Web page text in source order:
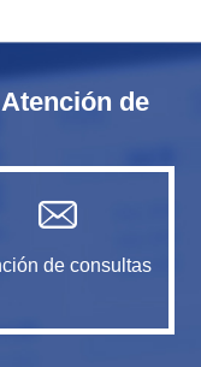
de
de consultas